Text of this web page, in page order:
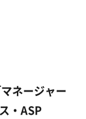
ネージャー
・ASP